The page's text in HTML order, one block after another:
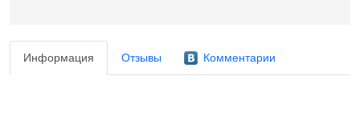
Информация Отзывы Комментарии